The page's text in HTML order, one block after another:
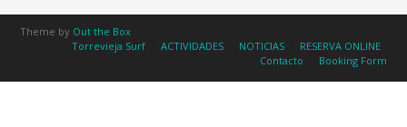
Theme by Out the Box
Torrevieja Surf
ACTIVIDADES NOTICIAS
RESERVA ONLINE
Contacto
Booking Form